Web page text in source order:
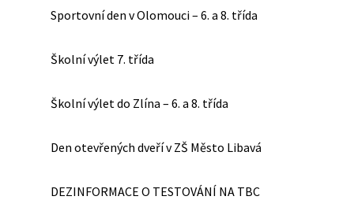
Sportovní den v Olomouci – 6. a 8. třída
Školní výlet 7. třída
Školní výlet do Zlína – 6. a 8. třída
Den otevřených dveří v ZŠ Město Libavá
DEZINFORMACE O TESTOVÁNÍ NA TBC